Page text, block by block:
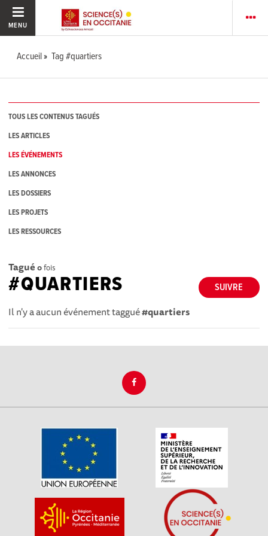
MENU
Accueil Tag #quartiers
TOUS LES CONTENUS TAGUÉS
LES ARTICLES
LES ÉVÉNEMENTS
LES ANNONCES
LES DOSSIERS
LES PROJETS
LES RESSOURCES
Tagué 0fois
SUIVRE
#QUARTIERS
Il n'y a aucun événement taggué#quartiers